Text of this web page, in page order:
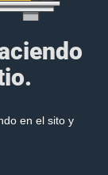
en el sito y